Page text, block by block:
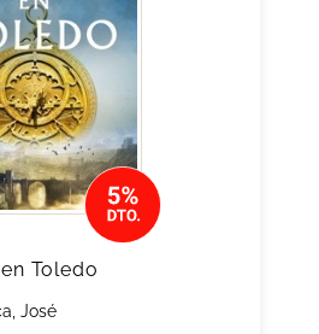
Toledo
José